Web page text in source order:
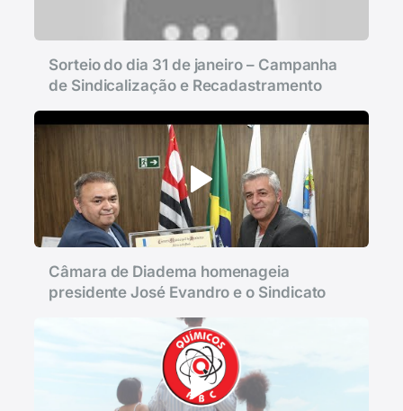
Sorteio do dia 31 de janeiro – Campanha
de Sindicalização e Recadastramento
Câmara de Diadema homenageia
presidente José Evandro e o Sindicato